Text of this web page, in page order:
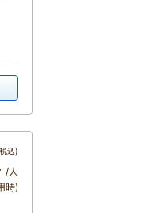
込)
/人
時)